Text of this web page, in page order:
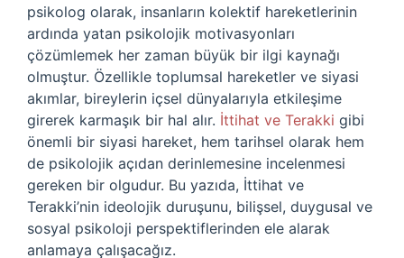
psikolog olarak, insanların kolektif hareketlerinin
ardında yatan psikolojik motivasyonları
çözümlemek her zaman büyük bir ilgi kaynağı
olmuştur. Özellikle toplumsal hareketler ve siyasi
akımlar, bireylerin içsel dünyalarıyla etkileşime
girerek karmaşık bir hal alır. İttihat ve Terakki gibi
önemli bir siyasi hareket, hem tarihsel olarak hem
de psikolojik açıdan derinlemesine incelenmesi
gereken bir olgudur. Bu yazıda, İttihat ve
Terakki’nin ideolojik duruşunu, bilişsel, duygusal ve
sosyal psikoloji perspektiflerinden ele alarak
anlamaya çalışacağız.